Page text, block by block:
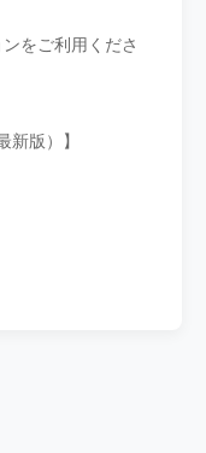
をご利用くださ
新版）】